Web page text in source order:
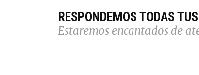
RESPONDEMOS TODAS
Estaremos encantados de